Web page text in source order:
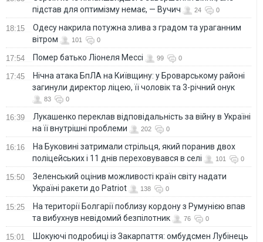
підстав для оптимізму немає, — Вучич
24 0
18:15
Одесу накрила потужна злива з градом та ураганним
вітром
101 0
17:54 Помер батько Ліонеля Мессі 99 0
17:45
Нічна атака БпЛА на Київщину: у Броварському районі
загинули директор ліцею, її чоловік та 3-річний онук
83 0
16:39
Лукашенко переклав відповідальність за війну в Україні
на її внутрішні проблеми
202 0
16:16
На Буковині затримали стрільця, який поранив двох
поліцейських і 11 днів переховувався в селі
101 0
15:50
Зеленський оцінив можливості країн світу надати
Україні ракети до Patriot
138 0
15:25
На території Болгарії поблизу кордону з Румунією впав
та вибухнув невідомий безпілотник
76 0
15:01
Шокуючі подробиці із Закарпаття: омбудсмен Лубінець